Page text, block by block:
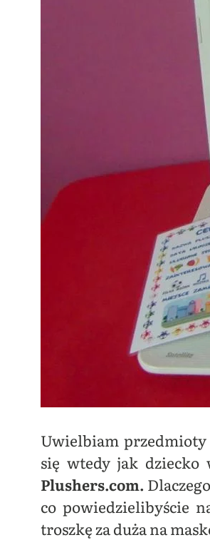
Uwielbiam przedmioty
się wtedy jak dziecko
Plushers.com.
co powiedzielibyście
troszkę za duża na